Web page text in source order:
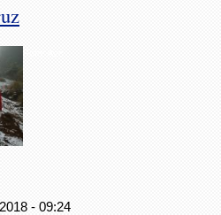
- 09:24